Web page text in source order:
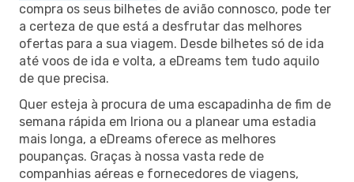
compra os seus bilhetes de avião connosco, pode ter
a certeza de que está a desfrutar das melhores
ofertas para a sua viagem. Desde bilhetes só de ida
até voos de ida e volta, a eDreams tem tudo aquilo
de que precisa.
Quer esteja à procura de uma escapadinha de fim de
semana rápida em Iriona ou a planear uma estadia
mais longa, a eDreams oferece as melhores
poupanças. Graças à nossa vasta rede de
companhias aéreas e fornecedores de viagens,